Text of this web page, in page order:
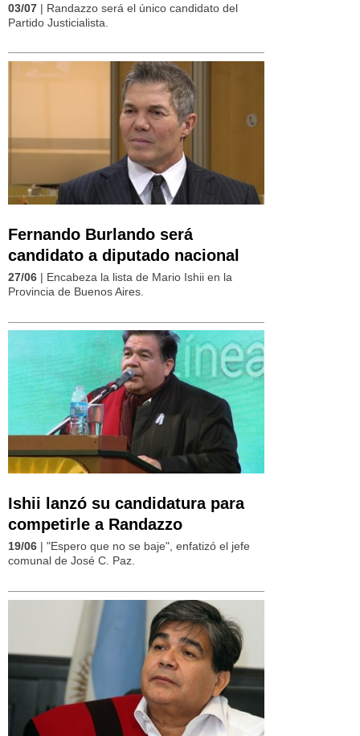
03/07 | Randazzo será el único candidato del
Partido Justicialista.
Fernando Burlando será
candidato a diputado nacional
27/06 | Encabeza la lista de Mario Ishii en la
Provincia de Buenos Aires.
Ishii lanzó su candidatura para
competirle a Randazzo
19/06 | "Espero que no se baje", enfatizó el jefe
comunal de José C. Paz.